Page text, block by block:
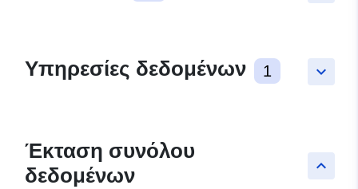
keyboard_arrow_down
Υπηρεσίες δεδομένων 1
keyboard_arrow_up
Έκταση συνόλου
δεδομένων